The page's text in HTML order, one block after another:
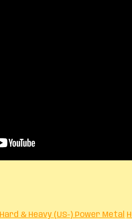
Hard & Heavy (US-) Power Metal